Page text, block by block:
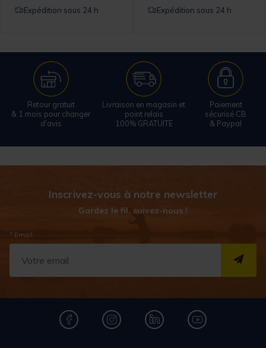
Expédition sous 24 h Expédition sous 24 h
Retour gratuit
& 1 mois pour changer
d'avis
Livraison en magasin et
point relais
100% GRATUITE
Paiement
sécurisé CB
& Paypal
Inscrivez-vous à notre newsletter
Gardez le fil, suivez-nous !
* Email